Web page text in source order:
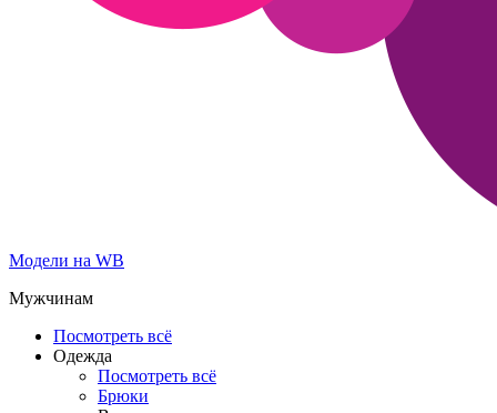
Модели на WB
Мужчинам
Посмотреть всё
Одежда
Посмотреть всё
Брюки